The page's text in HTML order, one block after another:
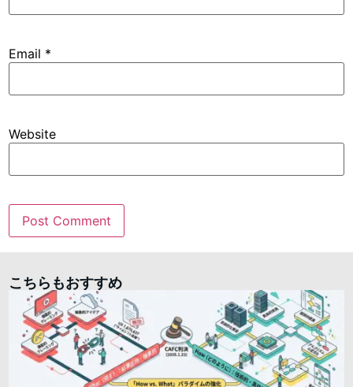
Email *
Website
こちらもおすすめ